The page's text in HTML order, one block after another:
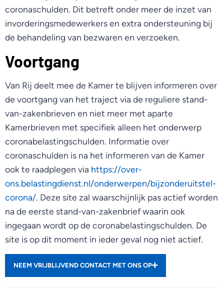
coronaschulden. Dit betreft onder meer de inzet van
invorderingsmedewerkers en extra ondersteuning bij
de behandeling van bezwaren en verzoeken.
Voortgang
Van Rij deelt mee de Kamer te blijven informeren over
de voortgang van het traject via de reguliere stand-
van-zakenbrieven en niet meer met aparte
Kamerbrieven met specifiek alleen het onderwerp
coronabelastingschulden. Informatie over
coronaschulden is na het informeren van de Kamer
ook te raadplegen via https://over-
ons.belastingdienst.nl/onderwerpen/bijzonderuitstel-
corona/. Deze site zal waarschijnlijk pas actief worden
na de eerste stand-van-zakenbrief waarin ook
ingegaan wordt op de coronabelastingschulden. De
site is op dit moment in ieder geval nog niet actief.
NEEM VRIJBLIJVEND CONTACT MET ONS OP